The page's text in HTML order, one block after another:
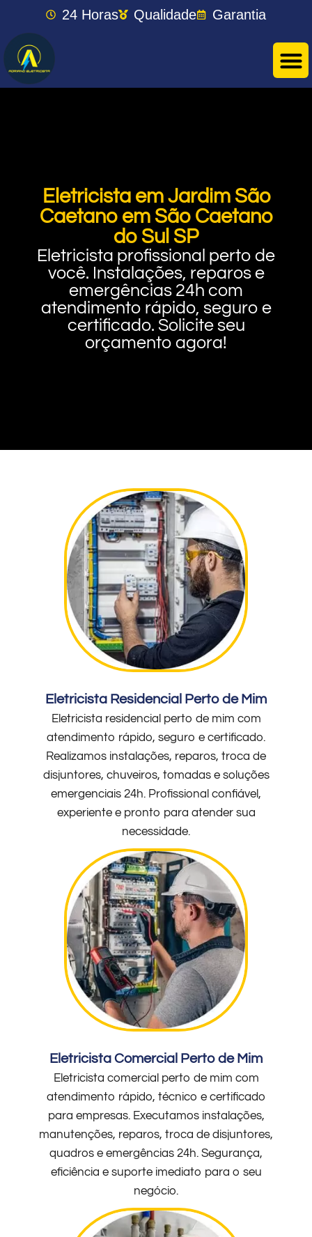
24 Horas Qualidade Garantia
Eletricista em Jardim São
Caetano em São Caetano
do Sul SP
Eletricista profissional perto de
você. Instalações, reparos e
emergências 24h com
atendimento rápido, seguro e
certificado. Solicite seu
orçamento agora!
Eletricista Residencial Perto de Mim
Eletricista residencial perto de mim com
atendimento rápido, seguro e certificado.
Realizamos instalações, reparos, troca de
disjuntores, chuveiros, tomadas e soluções
emergenciais 24h. Profissional confiável,
experiente e pronto para atender sua
necessidade.
Eletricista Comercial Perto de Mim
Eletricista comercial perto de mim com
atendimento rápido, técnico e certificado
para empresas. Executamos instalações,
manutenções, reparos, troca de disjuntores,
quadros e emergências 24h. Segurança,
eficiência e suporte imediato para o seu
negócio.